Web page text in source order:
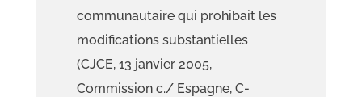
communautaire qui prohibait les
modifications substantielles
(CJCE, 13 janvier 2005,
Commission c./ Espagne, C-